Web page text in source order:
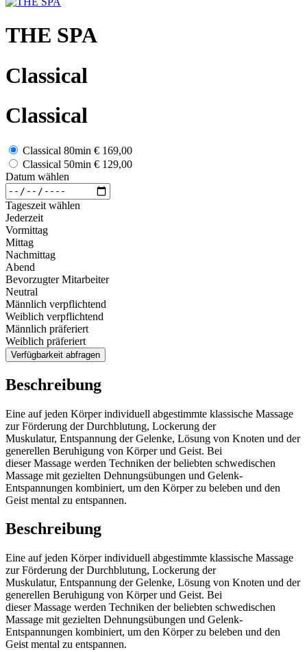
THE SPA
Classical
Classical
Classical 80min € 169,00
Classical 50min € 129,00
Datum wählen
Tageszeit wählen
Jederzeit
Vormittag
Mittag
Nachmittag
Abend
Bevorzugter Mitarbeiter
Neutral
Männlich verpflichtend
Weiblich verpflichtend
Männlich präferiert
Weiblich präferiert
Verfügbarkeit abfragen
Beschreibung
Eine auf jeden Körper individuell abgestimmte klassische Massage
zur Förderung der Durchblutung, Lockerung der
Muskulatur, Entspannung der Gelenke, Lösung von Knoten und der
generellen Beruhigung von Körper und Geist. Bei
dieser Massage werden Techniken der beliebten schwedischen
Massage mit gezielten Dehnungsübungen und Gelenk-
Entspannungen kombiniert, um den Körper zu beleben und den
Geist mental zu entspannen.
Beschreibung
Eine auf jeden Körper individuell abgestimmte klassische Massage
zur Förderung der Durchblutung, Lockerung der
Muskulatur, Entspannung der Gelenke, Lösung von Knoten und der
generellen Beruhigung von Körper und Geist. Bei
dieser Massage werden Techniken der beliebten schwedischen
Massage mit gezielten Dehnungsübungen und Gelenk-
Entspannungen kombiniert, um den Körper zu beleben und den
Geist mental zu entspannen.